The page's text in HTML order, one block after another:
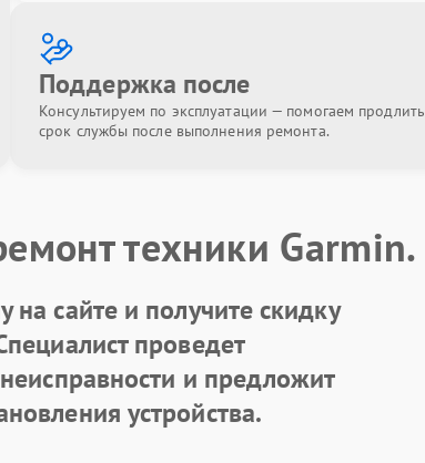
Поддержка после
Консультируем по эксплуатации — помогаем продлить
срок службы после выполнения ремонта.
техники Garmin.
сайте и получите скидку
проведет
и предложит
устройства.